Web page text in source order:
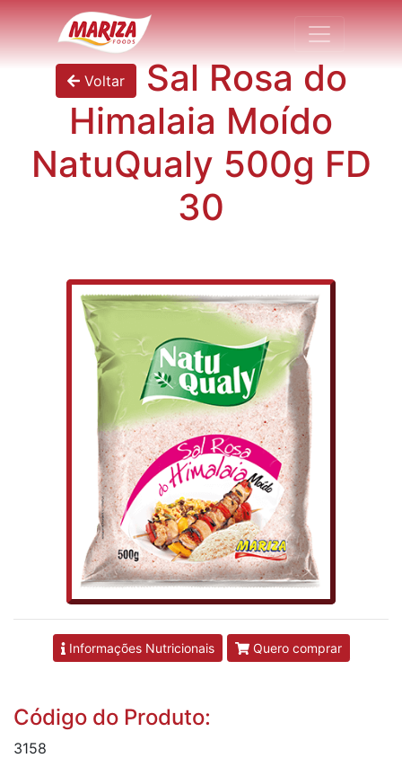
Voltar
Sal Rosa do
Himalaia Moído
NatuQualy 500g FD
30
Informações Nutricionais Quero comprar
Código do Produto:
3158